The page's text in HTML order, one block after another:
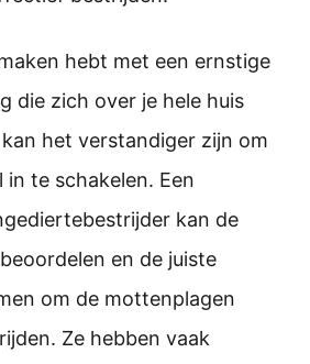
hebt met een ernstige
die zich over je hele huis
het verstandiger zijn om
in te schakelen. Een
kan de
en de juiste
om de mottenplagen
Ze hebben vaak